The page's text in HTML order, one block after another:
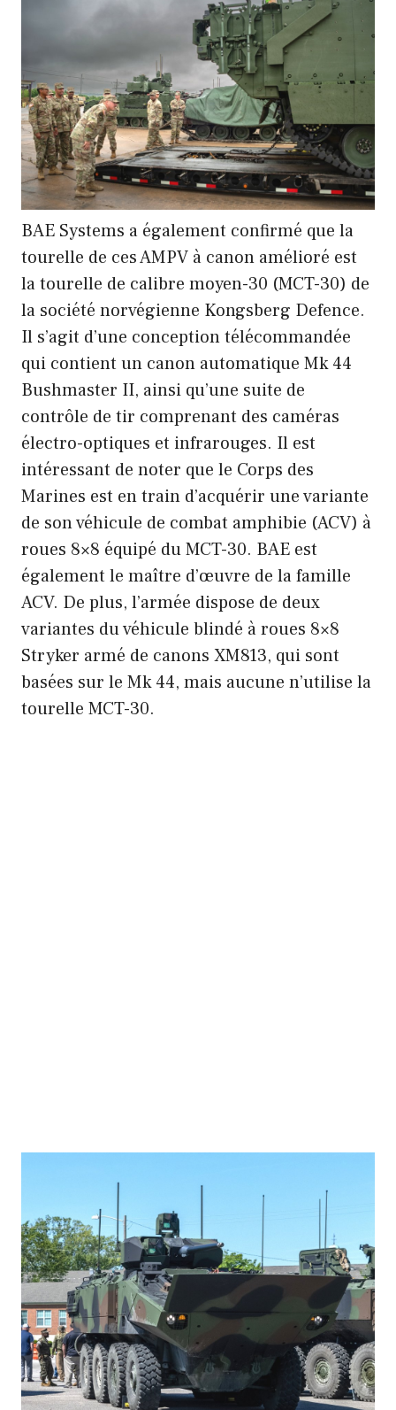
BAE Systems a également confirmé que la
tourelle de ces AMPV à canon amélioré est
la tourelle de calibre moyen-30 (MCT-30) de
la société norvégienne Kongsberg Defence.
Il s’agit d’une conception télécommandée
qui contient un canon automatique Mk 44
Bushmaster II, ainsi qu’une suite de
contrôle de tir comprenant des caméras
électro-optiques et infrarouges. Il est
intéressant de noter que le Corps des
Marines est en train d’acquérir une variante
de son véhicule de combat amphibie (ACV) à
roues 8×8 équipé du MCT-30. BAE est
également le maître d’œuvre de la famille
ACV. De plus, l’armée dispose de deux
variantes du véhicule blindé à roues 8×8
Stryker armé de canons XM813, qui sont
basées sur le Mk 44, mais aucune n’utilise la
tourelle MCT-30.